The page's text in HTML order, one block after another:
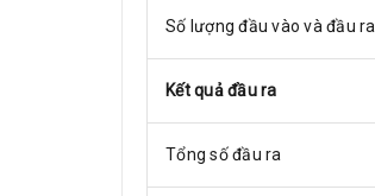
Số lượng đầu vào và đầu ra
Kết quả đầu ra
Tổng số đầu ra